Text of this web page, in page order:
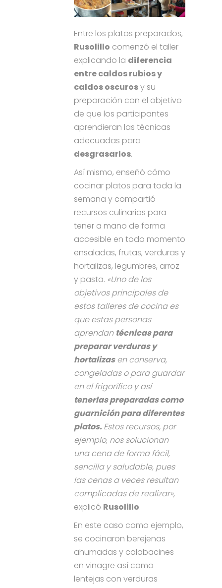
Entre los platos preparados,
Rusolillo comenzó el taller
explicando la diferencia
entre caldos rubios y
caldos oscurosy su
preparación con el objetivo
de que los participantes
aprendieran las técnicas
adecuadas para
desgrasarlos.
Así mismo, enseñó cómo
cocinar platos para toda la
semana y compartió
recursos culinarios para
tener a mano de forma
accesible en todo momento
ensaladas, frutas, verduras y
hortalizas, legumbres, arroz
y pasta. «Uno de los
objetivos principales de
estos talleres de cocina es
que estas personas
aprendan técnicas para
preparar verduras y
hortalizasen conserva,
congeladas o para guardar
en el frigorífico y así
tenerlas preparadas como
guarnición para diferentes
platos.Estos recursos, por
ejemplo, nos solucionan
una cena de forma fácil,
sencilla y saludable, pues
las cenas a veces resultan
complicadas de realizar»,
explicó Rusolillo.
En este caso como ejemplo,
se cocinaron berejenas
ahumadas y calabacines
en vinagre así como
lentejas con verduras